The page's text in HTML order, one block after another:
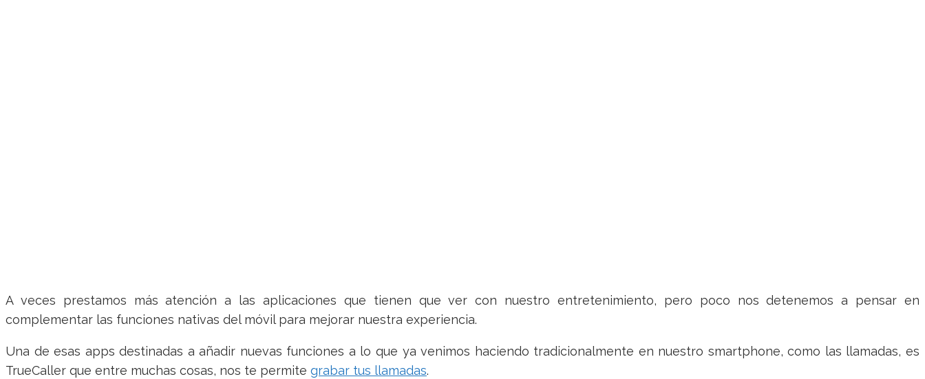
A veces prestamos más atención a las aplicaciones que tienen que ver con nuestro entretenimiento, pero poco nos detenemos a pensar en
complementar las funciones nativas del móvil para mejorar nuestra experiencia.
Una de esas apps destinadas a añadir nuevas funciones a lo que ya venimos haciendo tradicionalmente en nuestro smartphone, como las llamadas, es
TrueCaller que entre muchas cosas, nos te permite grabar tus llamadas.